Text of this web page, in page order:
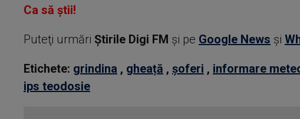
Ca să știi!
Puteţi urmări Știrile Digi FM şi pe Google News şi
Etichete: grindina , gheață , șoferi , informare
ips teodosie